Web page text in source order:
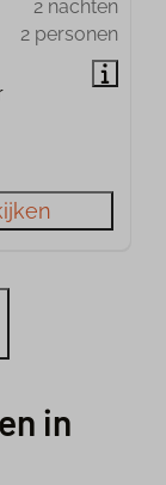
2 nachten
2 personen
in